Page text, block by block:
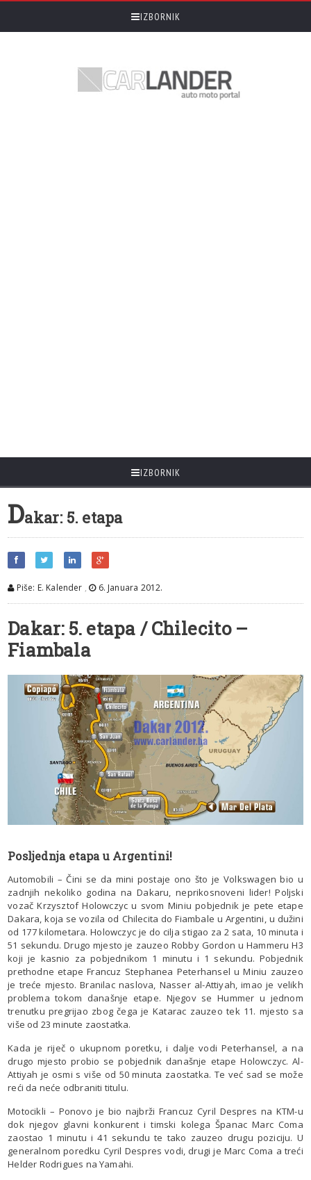
IZBORNIK
IZBORNIK
Dakar: 5. etapa
Piše: E. Kalender , 6. Januara 2012.
Dakar: 5. etapa / Chilecito –
Fiambala
Posljednja etapa u Argentini!
Automobili – Čini se da mini postaje ono što je Volkswagen bio u
zadnjih nekoliko godina na Dakaru, neprikosnoveni lider! Poljski
vozač Krzysztof Holowczyc u svom Miniu pobjednik je pete etape
Dakara, koja se vozila od Chilecita do Fiambale u Argentini, u dužini
od 177 kilometara. Holowczyc je do cilja stigao za 2 sata, 10 minuta i
51 sekundu. Drugo mjesto je zauzeo Robby Gordon u Hammeru H3
koji je kasnio za pobjednikom 1 minutu i 1 sekundu. Pobjednik
prethodne etape Francuz Stephanea Peterhansel u Miniu zauzeo
je treće mjesto. Branilac naslova, Nasser al-Attiyah, imao je velikh
problema tokom današnje etape. Njegov se Hummer u jednom
trenutku pregrijao zbog čega je Katarac zauzeo tek 11. mjesto sa
više od 23 minute zaostatka.
Kada je riječ o ukupnom poretku, i dalje vodi Peterhansel, a na
drugo mjesto probio se pobjednik današnje etape Holowczyc. Al-
Attiyah je osmi s više od 50 minuta zaostatka. Te već sad se može
reći da neće odbraniti titulu.
Motocikli – Ponovo je bio najbrži Francuz Cyril Despres na KTM-u
dok njegov glavni konkurent i timski kolega Španac Marc Coma
zaostao 1 minutu i 41 sekundu te tako zauzeo drugu poziciju. U
generalnom poredku Cyril Despres vodi, drugi je Marc Coma a treći
Helder Rodrigues na Yamahi.